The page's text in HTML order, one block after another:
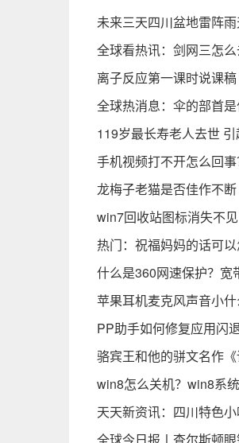
未来三天四川盆地雷阵
全球看热讯：剑网三怎
离子反应第一课时说课
全球热消息：伞的部首
119岁最长寿老人去世
手机视频打不开怎么回
龙梅子老猫是否佳作不
win7回收站图标消失不
热门：祝福妈妈的话可
什么是360网速保护？宽
苹果耳机麦克风声音小
PP助手如何修复应用闪
骆宾王和他的骈文名作
win8怎么关机？win8系
天天新资讯：四川特色